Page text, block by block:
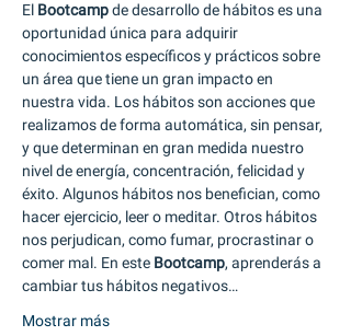
El Bootcamp de desarrollo de hábitos es una
oportunidad única para adquirir
conocimientos específicos y prácticos sobre
un área que tiene un gran impacto en
nuestra vida. Los hábitos son acciones que
realizamos de forma automática, sin pensar,
y que determinan en gran medida nuestro
nivel de energía, concentración, felicidad y
éxito. Algunos hábitos nos benefician, como
hacer ejercicio, leer o meditar. Otros hábitos
nos perjudican, como fumar, procrastinar o
comer mal. En este Bootcamp, aprenderás a
cambiar tus hábitos negativos…
Mostrar más